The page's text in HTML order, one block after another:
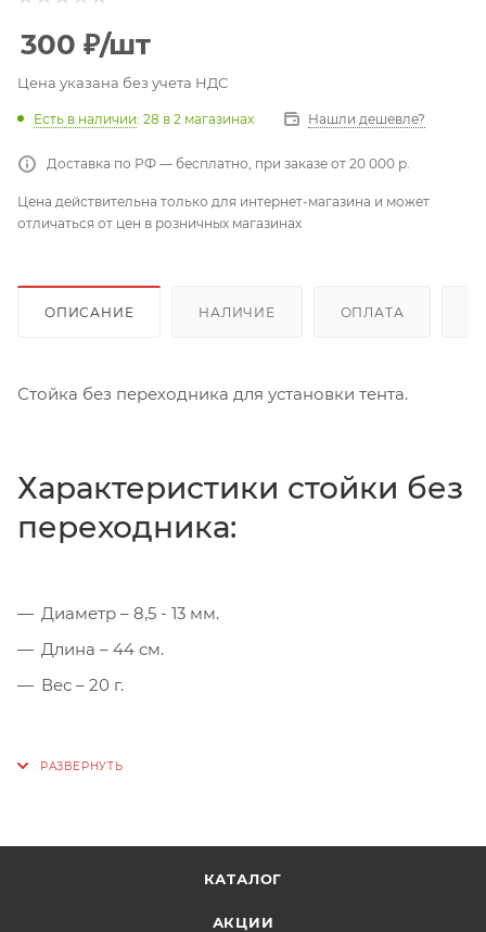
300 ₽/шт
Цена указана без учета НДС
Есть в наличии: 28 в 2 магазинах Нашли дешевле?
Доставка по РФ — бесплатно, при заказе от 20 000 р.
Цена действительна только для интернет-магазина и может
отличаться от цен в розничных магазинах
ОПИСАНИЕ НАЛИЧИЕ ОПЛАТА
Стойка без переходника для установки тента.
Характеристики стойки без
переходника:
Диаметр – 8,5 - 13 мм.
Длина – 44 см.
Вес – 20 г.
КАТАЛОГ
АКЦИИ